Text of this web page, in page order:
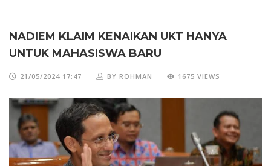
NADIEM KLAIM KENAIKAN UKT HANYA
UNTUK MAHASISWA BARU
21/05/2024 17:47 BY ROHMAN 1675 VIEWS